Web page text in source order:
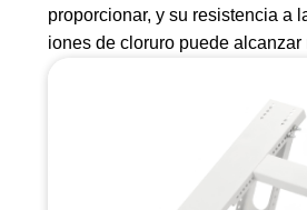
proporcionar, y su resistencia a
iones de cloruro puede alcanzar